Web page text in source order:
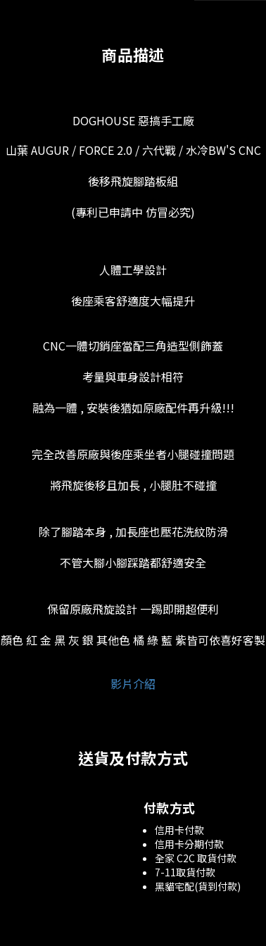
商品描述
DOGHOUSE 惡搞手工廠
山葉 AUGUR / FORCE 2.0 / 六代戰 / 水冷BW'S CNC
後移飛旋腳踏板組
(專利已申請中 仿冒必究)
人體工學設計
後座乘客舒適度大幅提升
CNC一體切銷座當配三角造型側飾蓋
考量與車身設計相符
融為一體 , 安裝後猶如原廠配件再升級!!!
完全改善原廠與後座乘坐者小腿碰撞問題
將飛旋後移且加長 , 小腿肚不碰撞
除了腳踏本身 , 加長座也壓花洗紋防滑
不管大腳小腳踩踏都舒適安全
保留原廠飛旋設計 一踢即開超便利
顏色 紅 金 黑 灰 銀 其他色 橘 綠 藍 紫皆可依喜好客製
影片介紹
送貨及付款方式
付款方式
信用卡付款
信用卡分期付款
全家 C2C 取貨付款
7-11取貨付款
黑貓宅配(貨到付款)